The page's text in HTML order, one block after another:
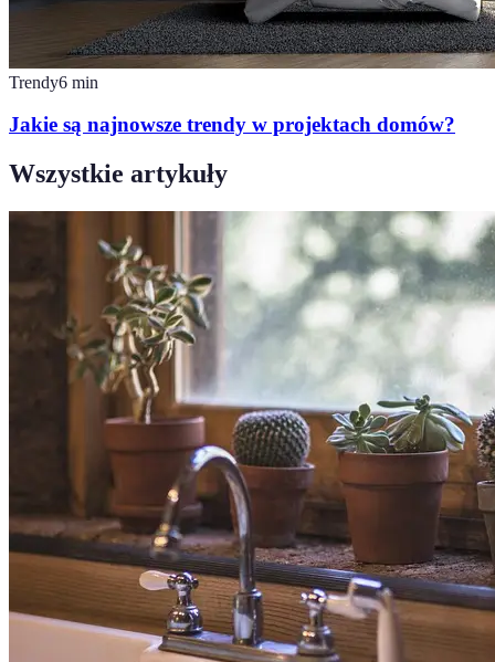
Trendy6 min
Jakie są najnowsze trendy w projektach domów?
Wszystkie artykuły